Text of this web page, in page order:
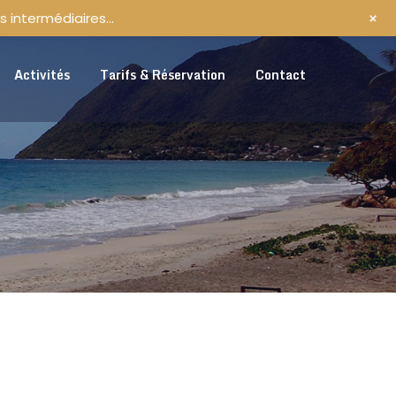
Activités Tarifs & Réservation Contact
intermédiaires… +